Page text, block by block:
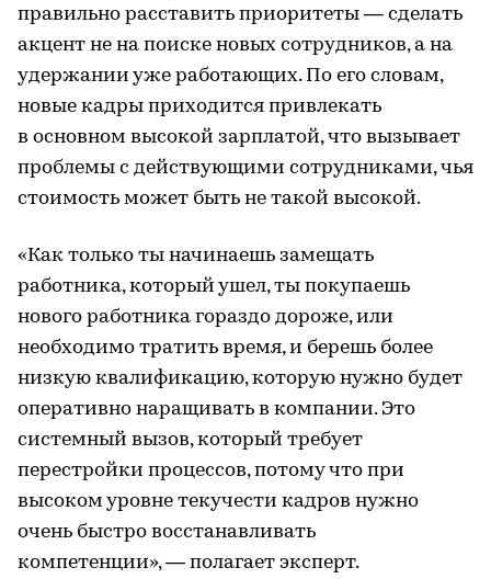
правильно расставить приоритеты — сделать
акцент не на поиске новых сотрудников, а на
удержании уже работающих. По его словам,
новые кадры приходится привлекать
в основном высокой зарплатой, что вызывает
проблемы с действующими сотрудниками, чья
стоимость может быть не такой высокой.
«Как только ты начинаешь замещать
работника, который ушел, ты покупаешь
нового работника гораздо дороже, или
необходимо тратить время, и берешь более
низкую квалификацию, которую нужно будет
оперативно наращивать в компании. Это
системный вызов, который требует
перестройки процессов, потому что при
высоком уровне текучести кадров нужно
очень быстро восстанавливать
компетенции», — полагает эксперт.